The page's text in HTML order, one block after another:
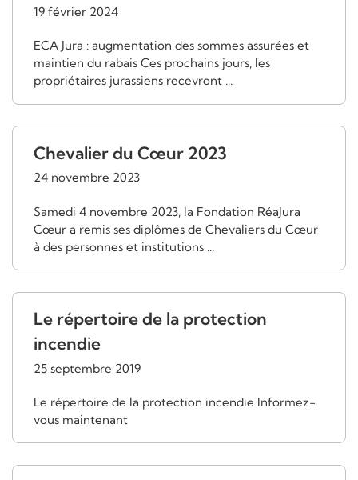
19 février 2024
ECA Jura : augmentation des sommes assurées et
maintien du rabais Ces prochains jours, les
propriétaires jurassiens recevront ...
Chevalier du Cœur 2023
24 novembre 2023
Samedi 4 novembre 2023, la Fondation RéaJura
Cœur a remis ses diplômes de Chevaliers du Cœur
à des personnes et institutions ...
Le répertoire de la protection
incendie
25 septembre 2019
Le répertoire de la protection incendie Informez-
vous maintenant